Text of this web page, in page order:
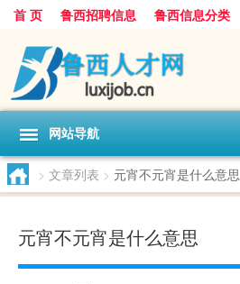
首 页 鲁西招聘信息 鲁西信息分类
网站导航
> 文章列表 > 元宵不元宵是什么意思
元宵不元宵是什么意思